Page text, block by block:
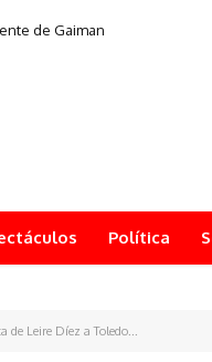
de Gaiman
Política
de Leire Díez a Toledo...